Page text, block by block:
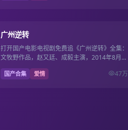
9.7
广州逆转
打开国产电影电视剧免费追《广州逆转》全集：
文牧野作品，赵又廷、成毅主演，2014年8月1
日更新，国产影视免费高清连播不卡顿。
国产合集 爱情 47万